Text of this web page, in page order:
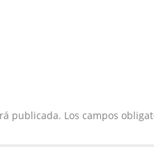
publicada. Los campos